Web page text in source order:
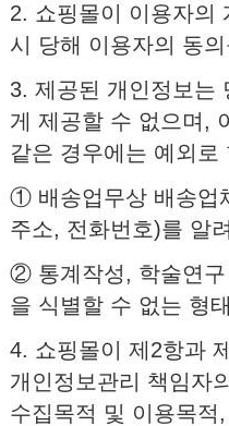
2. 쇼핑몰이 이용자의
시 당해 이용자의 동
3. 제공된 개인정보는
게 제공할 수 없으며,
같은 경우에는 예외로
① 배송업무상 배송업
주소, 전화번호)를 알
② 통계작성, 학술연구
을 식별할 수 없는 형
4. 쇼핑몰이 제2항과
개인정보관리 책임자
수집목적 및 이용목